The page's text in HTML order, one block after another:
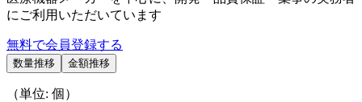
にご利用いただいています
無料で会員登録する
数量推移 金額推移
（単位: 個）